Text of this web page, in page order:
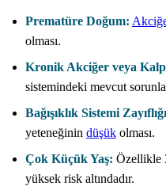
Prematüre Doğum:
olması.
Kronik Akciğer veya Kalp
sistemindeki mevcut
Bağışıklık Sistemi
yeteneğinin düşük olması.
Çok Küçük Yaş: Özellikle
yüksek risk altındadır.